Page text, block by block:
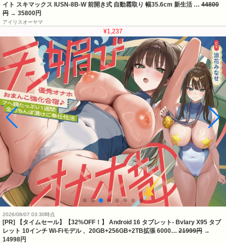
イト スキマックス IUSN-8B-W 前開き式 自動霜取り 幅35.6cm 新生活 … 44800
円 → 35800円
アイリスオーヤマ
¥1,237
2026/08/07 03:30時点
[PR] 【タイムセール】【32%OFF！】 Android 16 タブレット- Bvlary X95 タブ
レット 10インチ Wi-Fiモデル 、20GB+256GB+2TB拡張 6000… 21999円 →
14998円